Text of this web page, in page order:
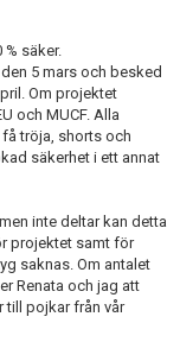
säker.
5 mars och besked
Om projektet
och MUCF. Alla
tröja, shorts och
säkerhet i ett annat
inte deltar kan detta
projektet samt för
saknas. Om antalet
Renata och jag att
till pojkar från vår